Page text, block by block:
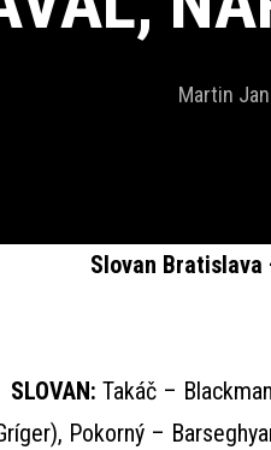
Martin
Slovan Bratislava
SLOVAN: Takáč –
Pokorný –